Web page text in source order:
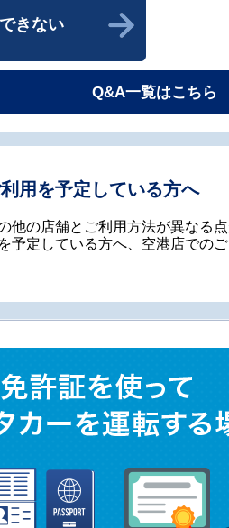
きない
Q&A一覧はこちら
用を予定している方へ
他の店舗とご利用方法が異なる
予定している方へ、空港店での